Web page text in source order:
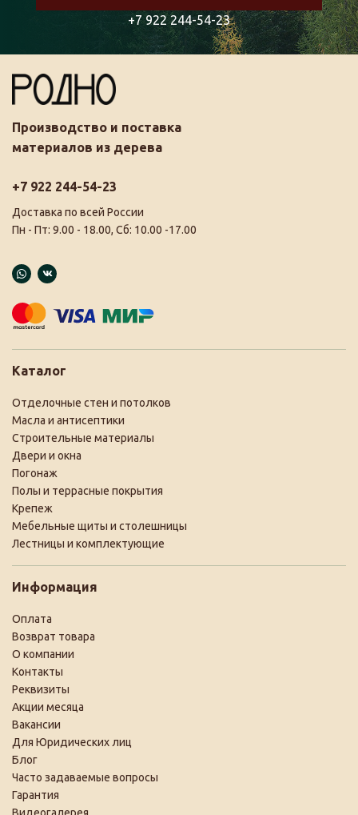
+7 922 244-54-23
Производство и поставка
материалов из дерева
+7 922 244-54-23
Доставка по всей России
Пн - Пт: 9.00 - 18.00, Сб: 10.00 -17.00
Каталог
Отделочные стен и потолков
Масла и антисептики
Строительные материалы
Двери и окна
Погонаж
Полы и террасные покрытия
Крепеж
Мебельные щиты и столешницы
Лестницы и комплектующие
Информация
Оплата
Возврат товара
О компании
Контакты
Реквизиты
Акции месяца
Вакансии
Для Юридических лиц
Блог
Часто задаваемые вопросы
Гарантия
Видеогалерея